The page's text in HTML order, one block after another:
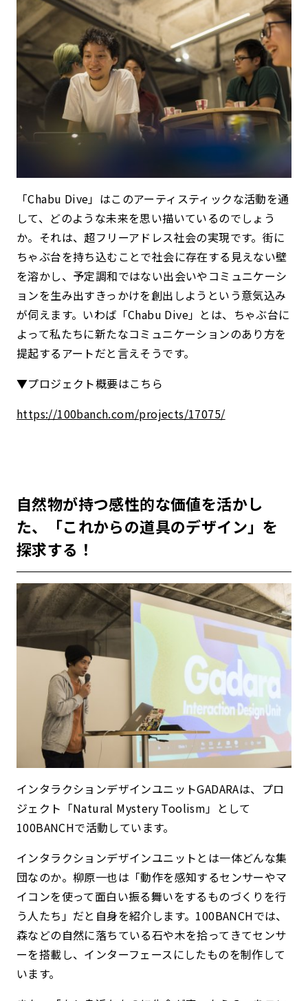
「Chabu Dive」はこのアーティスティックな活動を通
して、どのような未来を思い描いているのでしょう
か。それは、超フリーアドレス社会の実現です。街に
ちゃぶ台を持ち込むことで社会に存在する見えない壁
を溶かし、予定調和ではない出会いやコミュニケーシ
ョンを生み出すきっかけを創出しようという意気込み
が伺えます。いわば「Chabu Dive」とは、ちゃぶ台に
よって私たちに新たなコミュニケーションのあり方を
提起するアートだと言えそうです。
▼プロジェクト概要はこちら
https://100banch.com/projects/17075/
自然物が持つ感性的な価値を活かし
た、「これからの道具のデザイン」を
探求する！
インタラクションデザインユニットGADARAは、プロ
ジェクト「Natural Mystery Toolism」として
100BANCHで活動しています。
インタラクションデザインユニットとは一体どんな集
団なのか。柳原一也は「動作を感知するセンサーやマ
イコンを使って面白い振る舞いをするものづくりを行
う人たち」だと自身を紹介します。100BANCHでは、
森などの自然に落ちている石や木を拾ってきてセンサ
ーを搭載し、インターフェースにしたものを制作して
います。